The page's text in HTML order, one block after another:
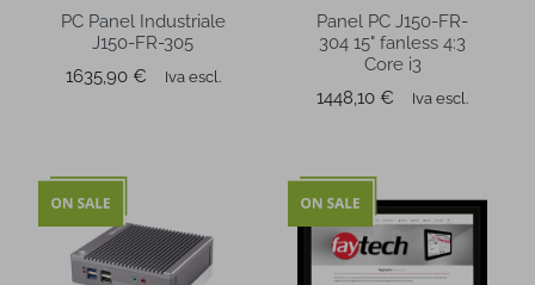
PC Panel Industriale
J150-FR-305
Prezzo
1635,90 € Iva escl.
Panel PC J150-FR-
304 15" fanless 4:3
Core i3
Prezzo
1448,10 € Iva escl.